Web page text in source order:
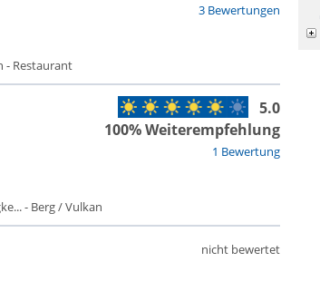
3 Bewertungen
- Restaurant
1 Bewertung
5.0
100% Weiterempfehlung
- Berg / Vulkan
nicht bewertet